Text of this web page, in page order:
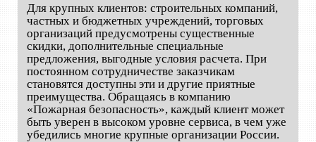
Для крупных клиентов: строительных компаний,
частных и бюджетных учреждений, торговых
организаций предусмотрены существенные
скидки, дополнительные специальные
предложения, выгодные условия расчета. При
постоянном сотрудничестве заказчикам
становятся доступны эти и другие приятные
преимущества. Обращаясь в компанию
«Пожарная безопасность», каждый клиент может
быть уверен в высоком уровне сервиса, в чем уже
убедились многие крупные организации России.